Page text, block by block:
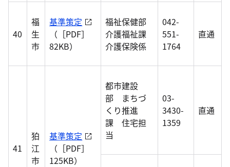
40
福
生
市
基準策定
（［PDF］
82KB）
福祉保健部
介護福祉課
介護保険係
042-
551-
1764
直通
41
狛
江
市
基準策定
（［PDF］
125KB）
都市建設
部 まちづ
くり推進
課 住宅担
当
03-
3430-
1359
直通